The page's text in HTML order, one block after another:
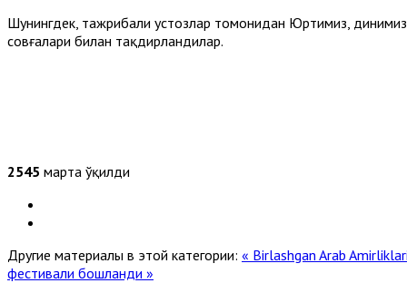
Шунингдек, тажрибали устозлар томонидан Юртимиз,
совғалари билан тақдирландилар.
2545 марта ўқилди
Другие материалы в этой категории: « Birlashgan Arab
фестивали бошланди »